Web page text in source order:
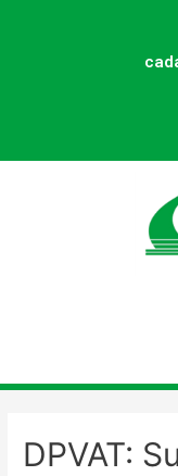
DPVAT: